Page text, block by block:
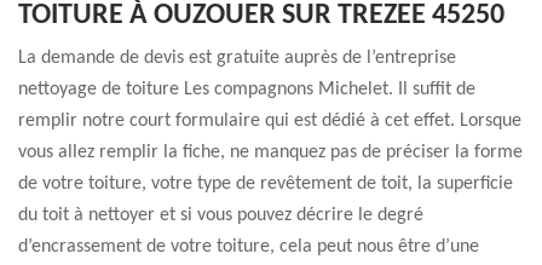
TOITURE À OUZOUER SUR TREZEE 45250
La demande de devis est gratuite auprès de l’entreprise
nettoyage de toiture Les compagnons Michelet. Il suffit de
remplir notre court formulaire qui est dédié à cet effet. Lorsque
vous allez remplir la fiche, ne manquez pas de préciser la forme
de votre toiture, votre type de revêtement de toit, la superficie
du toit à nettoyer et si vous pouvez décrire le degré
d’encrassement de votre toiture, cela peut nous être d’une